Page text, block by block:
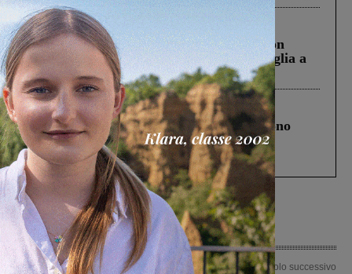
Cronaca 3 Agosto 2026
Scomparso da una struttura di Castiglion
Fiorentino l’uomo che aveva ucciso la figlia a
Levane nel 2020
Cronaca 4 Agosto 2026
Un anno fa la strage in A1 in cui morirono
Gianni, Giulia e Franco. Lo schianto, il
processo, lo stop ai sorpassi fra tir....
Articolo precedente
Articolo successivo